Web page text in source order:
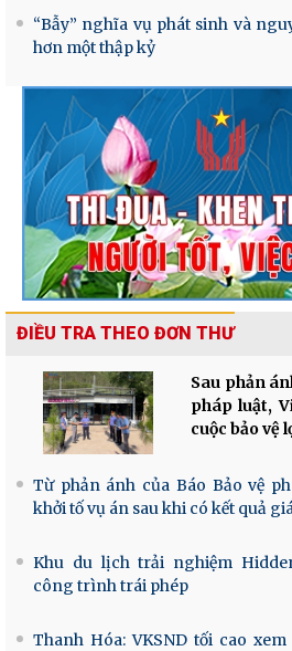
“Bẫy” nghĩa vụ phát sinh và
hơn một thập kỷ
ĐIỀU TRA THEO ĐƠN THƯ
Sau phản
pháp luật,
cuộc bảo vệ
Từ phản ánh của Báo Bảo vệ
khởi tố vụ án sau khi có kết quả
Khu du lịch trải nghiệm
công trình trái phép
Thanh Hóa: VKSND tối cao